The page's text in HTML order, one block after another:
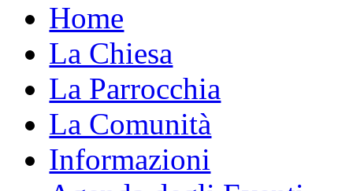
Home
La Chiesa
La Parrocchia
La Comunità
Informazioni